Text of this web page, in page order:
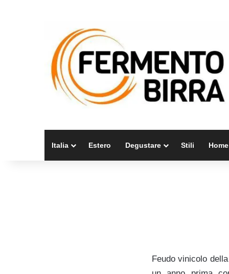
Italia Estero Degustare Stili
Feudo vinicolo